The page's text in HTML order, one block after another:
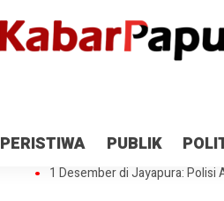
PERISTIWA PUBLIK
Antisipasi 1 Desember, TNI
Gedung Perpustakaan SMPN 5
1 Desember di Jayapura: Polisi